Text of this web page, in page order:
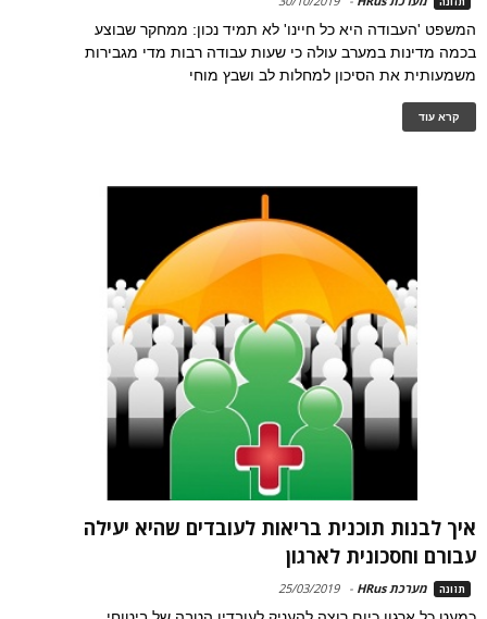
המשפט 'העבודה היא כל חיינו' לא תמיד נכון: ממחקר שבוצע
בכמה מדינות במערב עולה כי שעות עבודה רבות מדי מגבירות
משמעותית את הסיכון למחלות לב ושבץ מוחי
קרא עוד
איך לבנות תוכנית בריאות לעובדים שהיא יעילה
עבורם וחסכונית לארגון
תזונה מערכת HRus -
25/03/2019